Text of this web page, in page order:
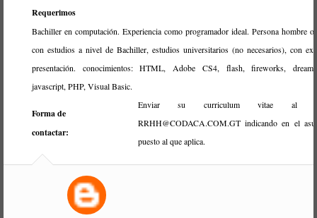
Requerimos
Bachiller en computación. Experiencia como programador ideal. Persona hombre o
con estudios a nivel de Bachiller, estudios universitarios (no necesarios), con
presentación. conocimientos: HTML, Adobe CS4, flash, fireworks,
javascript, PHP, Visual Basic.
Forma de
contactar:
Enviar su curriculum vitae al
RRHH@CODACA.COM.GT indicando en el
puesto al que aplica.